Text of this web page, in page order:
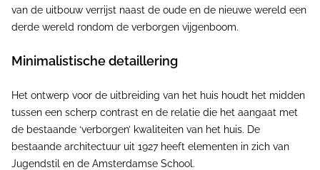
van de uitbouw verrijst naast de oude en de nieuwe wereld een
derde wereld rondom de verborgen vijgenboom.
Minimalistische detaillering
Het ontwerp voor de uitbreiding van het huis houdt het midden
tussen een scherp contrast en de relatie die het aangaat met
de bestaande ‘verborgen’ kwaliteiten van het huis. De
bestaande architectuur uit 1927 heeft elementen in zich van
Jugendstil en de Amsterdamse School.